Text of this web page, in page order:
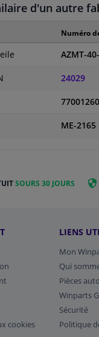
d'un autre
Numéro
AZMT-
24029
ME-2165
SOURS 30 JOURS
cookies
LIENS
Mon
Qui
Pièces auto
Winparts
Sécurité
Politique